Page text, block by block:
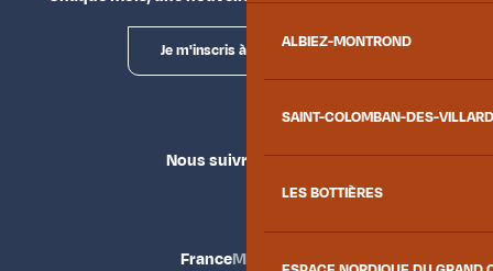
ALBIEZ-MONTROND
SAINT-COLOMBAN-DES-
LES BOTTIÈRES
Je m'inscris à la newsletter
Nous suivre
FranceMaurienne